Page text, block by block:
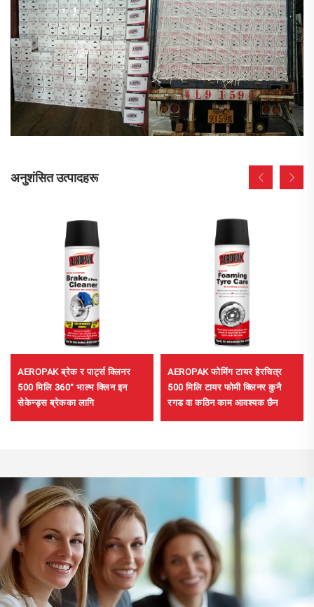
अनुशंसित उत्पादहरू
AEROPAK ब्रेक र पार्ट्स क्लिनर
500 मिलि 360° भाल्भ क्लिन इन
सेकेन्ड्स ब्रेकका लागि
AEROPAK फोमिंग टायर हेरचित्र
500 मिलि टायर फोमी क्लिनर कुनै
रगड वा कठिन काम आवश्यक छैन